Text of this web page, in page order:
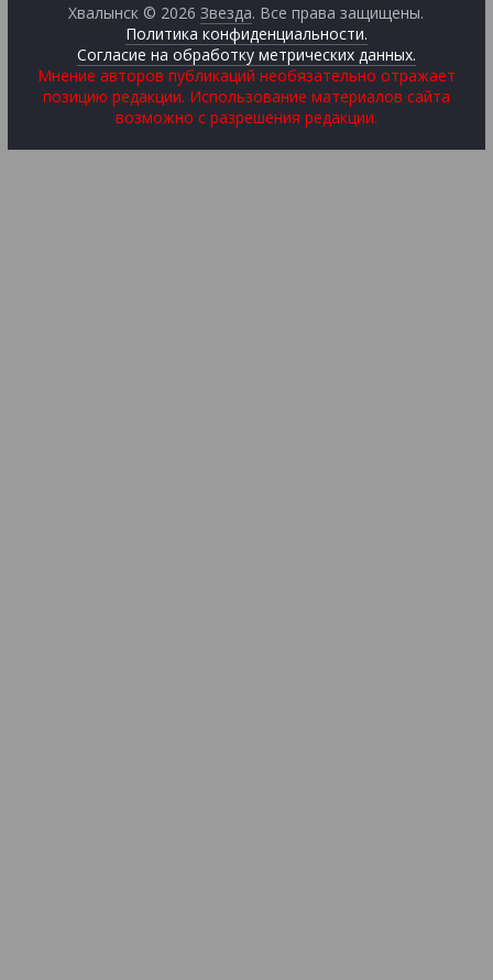
Хвалынск © 2026Звезда. Все права защищены.
Политика конфиденциальности.
Согласие на обработку метрических данных.
Мнение авторов публикаций необязательно отражает
позицию редакции. Использование материалов сайта
возможно с разрешения редакции.